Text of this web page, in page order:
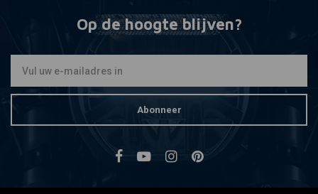
Op de hoogte blijven?
Abonneer